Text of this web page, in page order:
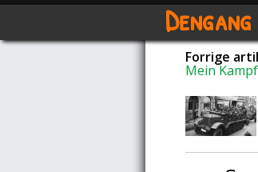
Dengang
Forrige
Mein